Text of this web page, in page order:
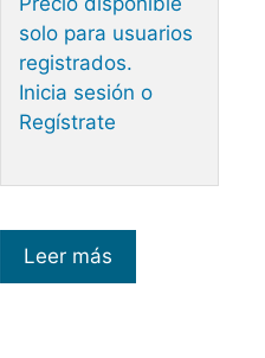
solo para usuarios
registrados.
Inicia sesión o
Regístrate
Leer más